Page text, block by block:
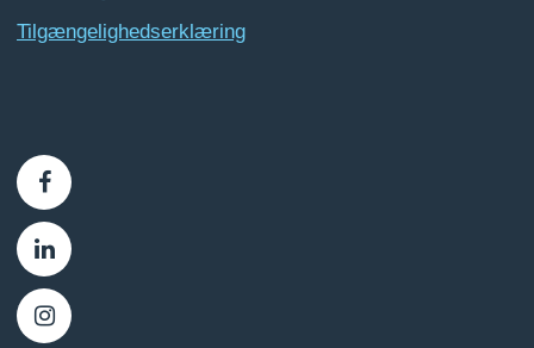
Tilgængelighedserklæring